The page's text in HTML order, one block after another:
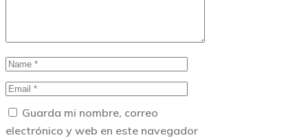
Guarda mi nombre, correo
electrónico y web en este navegador